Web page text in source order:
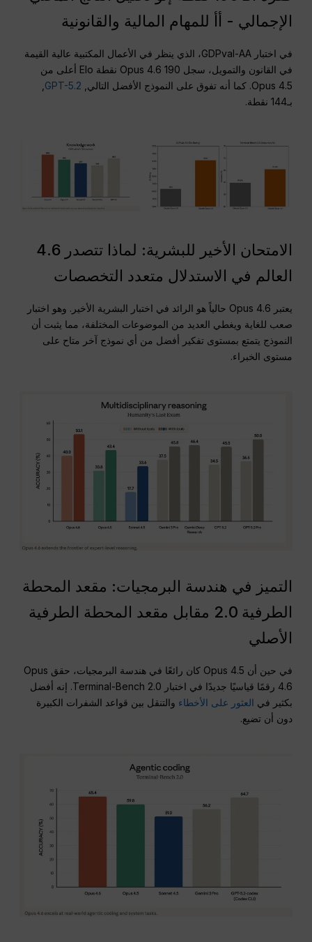
الإجمالي - أأ للمهام المالية والقانونية
في اختبار GDPval-AA، الذي ينظر في الأعمال المكتبية عالية القيمة
في القانون والتمويل، سجل Opus 4.6 190 نقطة Elo أعلى من
Opus 4.5. كما أنه تفوق على النموذج الأفضل التالي,
GPT-5.2
بـ144 نقطة.
الامتحان الأخير للبشرية: لماذا تتصدر 4.6
العالم في الاستدلال متعدد التخصصات
يعتبر Opus 4.6 حالياً هو الرائد في اختبار البشرية الأخير. وهو اختبار
صعب للغاية ويغطي العديد من الموضوعات المختلفة، مما يثبت أن
النموذج يتمتع بمستوى تفكير أفضل من أي نموذج آخر متاح على
مستوى الخبراء.
التميز في هندسة البرمجيات: مقعد المحطة
الطرفية 2.0 مقابل مقعد المحطة الطرفية
الأصلي
في حين أن Opus 4.5 كان رائعًا في هندسة البرمجيات، حقق Opus
4.6 رقمًا قياسيًا جديدًا في اختبار Terminal-Bench 2.0. إنه أفضل
بكثير في العثور على الأخطاء والتنقل بين قواعد الشفرات الكبيرة
دون أن تضيع.